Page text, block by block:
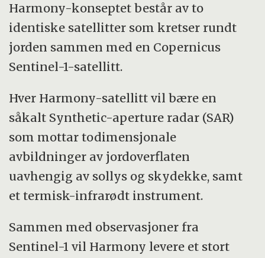
Harmony-konseptet består av to
identiske satellitter som kretser rundt
jorden sammen med en Copernicus
Sentinel-1-satellitt.
Hver Harmony-satellitt vil bære en
såkalt Synthetic-aperture radar (SAR)
som mottar todimensjonale
avbildninger av jordoverflaten
uavhengig av sollys og skydekke, samt
et termisk-infrarødt instrument.
Sammen med observasjoner fra
Sentinel-1 vil Harmony levere et stort